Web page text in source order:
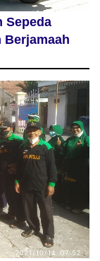
Sepeda
Berjamaah